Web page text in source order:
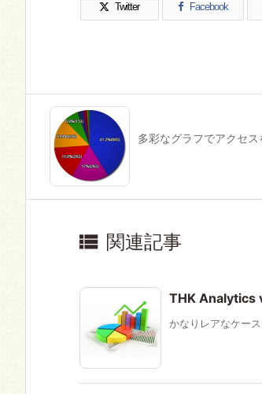
Twitter Facebook
多彩なグラフでアクセ
 関連記事
THK Analytics
かなりレアなケー